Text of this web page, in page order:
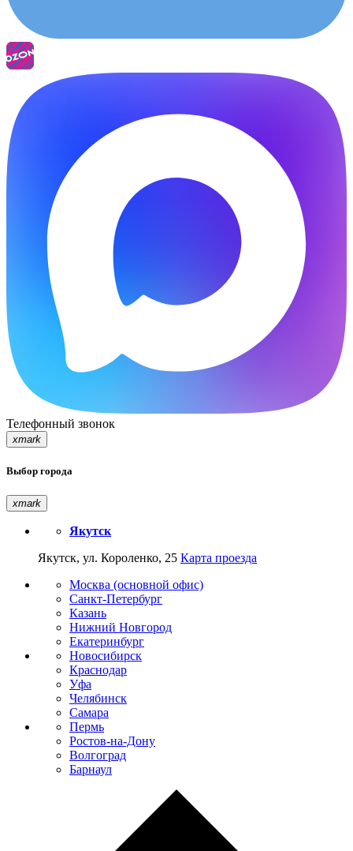
Телефонный звонок
xmark
Выбор города
xmark
Якутск
Якутск, ул. Короленко, 25 Карта проезда
Москва (основной офис)
Санкт-Петербург
Казань
Нижний Новгород
Екатеринбург
Новосибирск
Краснодар
Уфа
Челябинск
Самара
Пермь
Ростов-на-Дону
Волгоград
Барнаул